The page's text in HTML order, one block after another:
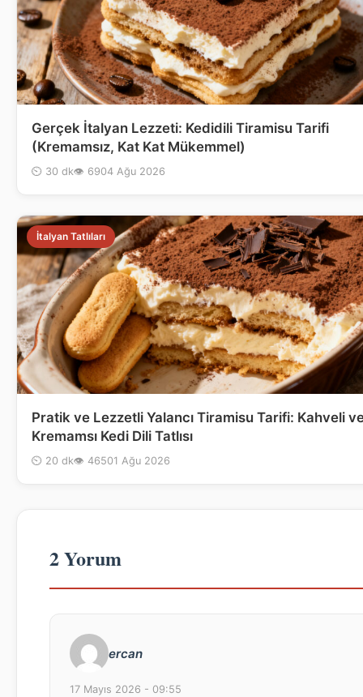
Gerçek İtalyan Lezzeti: Kedidili Tiramisu Tarifi
(Kremamsız, Kat Kat Mükemmel)
⏲ 30 dk👁 6904 Ağu 2026
İtalyan Tatlıları
Pratik ve Lezzetli Yalancı Tiramisu Tarifi: Kahveli
Kremamsı Kedi Dili Tatlısı
⏲ 20 dk👁 46501 Ağu 2026
2 Yorum
ercan
17 Mayıs 2026 - 09:55